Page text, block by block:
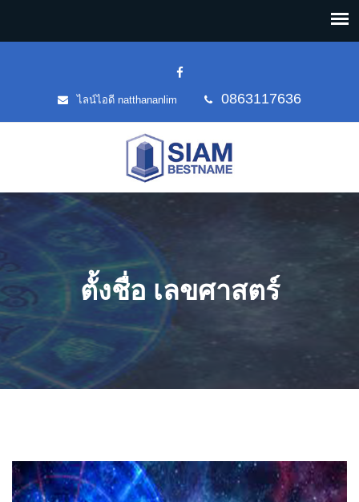
ไลน์ไอดี natthananlim 0863117636
ตั้งชื่อ เลขศาสตร์